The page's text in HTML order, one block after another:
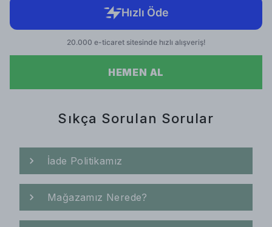
HEMEN AL
Sıkça Sorulan Sorular
İade Politikamız
Mağazamız Nerede?